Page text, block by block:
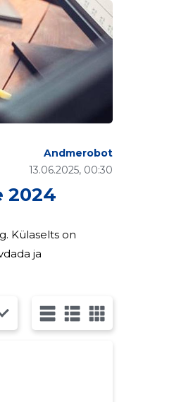
2024
13.06.2025, 00:30
Andmerobot
Külaselts on
ja